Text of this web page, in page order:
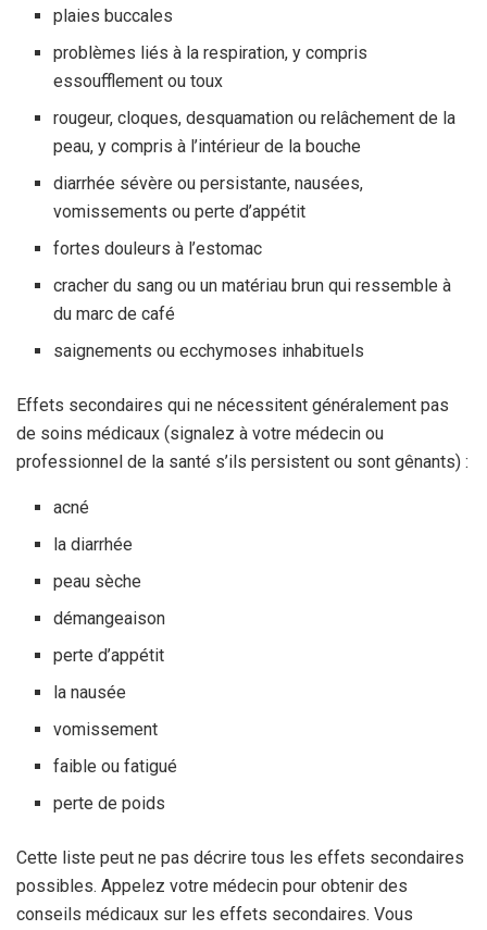
plaies buccales
problèmes liés à la respiration, y compris
essoufflement ou toux
rougeur, cloques, desquamation ou relâchement de la
peau, y compris à l’intérieur de la bouche
diarrhée sévère ou persistante, nausées,
vomissements ou perte d’appétit
fortes douleurs à l’estomac
cracher du sang ou un matériau brun qui ressemble à
du marc de café
saignements ou ecchymoses inhabituels
Effets secondaires qui ne nécessitent généralement pas
de soins médicaux (signalez à votre médecin ou
professionnel de la santé s’ils persistent ou sont gênants) :
acné
la diarrhée
peau sèche
démangeaison
perte d’appétit
la nausée
vomissement
faible ou fatigué
perte de poids
Cette liste peut ne pas décrire tous les effets secondaires
possibles. Appelez votre médecin pour obtenir des
conseils médicaux sur les effets secondaires. Vous